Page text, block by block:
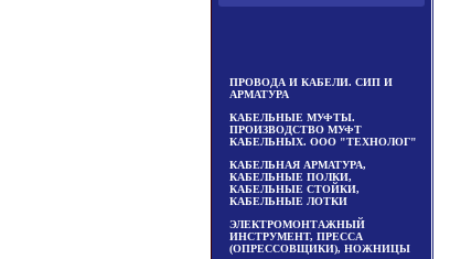
ПРОВОДА И КАБЕЛИ. СИП И
АРМАТУРА
КАБЕЛЬНЫЕ МУФТЫ.
ПРОИЗВОДСТВО МУФТ
КАБЕЛЬНЫХ. ООО "ТЕХНОЛОГ"
КАБЕЛЬНАЯ АРМАТУРА,
КАБЕЛЬНЫЕ ПОЛКИ,
КАБЕЛЬНЫЕ СТОЙКИ,
КАБЕЛЬНЫЕ ЛОТКИ
ЭЛЕКТРОМОНТАЖНЫЙ
ИНСТРУМЕНТ, ПРЕССА
(ОПРЕССОВЩИКИ), НОЖНИЦЫ